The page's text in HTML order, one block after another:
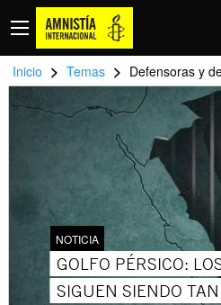
Inicio > Temas > Defensoras y
NOTICIA
GOLFO PÉRSICO:
SIGUEN SIENDO